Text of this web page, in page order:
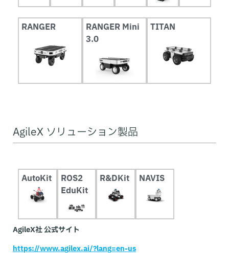
RANGER
RANGER Mini
3.0
TITAN
AgileX ソリューション製品
AutoKit
ROS2
EduKit
R&DKit NAVIS
AgileX社 公式サイト
https://www.agilex.ai/?lang=en-us